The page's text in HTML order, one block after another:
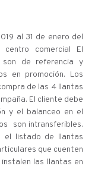
al 31 de enero del
comercial El
son de referencia y
en promoción. Los
de las 4 llantas
El cliente debe
y el balanceo en el
son intransferibles.
el listado de llantas
que cuenten
las llantas en